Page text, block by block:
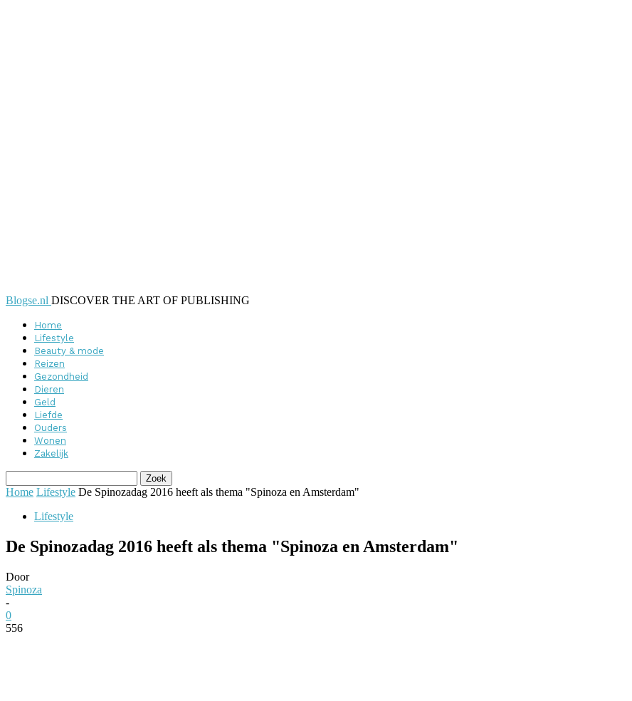
Blogse.nl DISCOVER THE ART OF PUBLISHING
Home
Lifestyle
Beauty & mode
Reizen
Gezondheid
Dieren
Geld
Liefde
Ouders
Wonen
Zakelijk
Home Lifestyle De Spinozadag 2016 heeft als thema "Spinoza en Amsterdam"
Lifestyle
De Spinozadag 2016 heeft als thema "Spinoza en Amsterdam"
Door
Spinoza
-
0
556